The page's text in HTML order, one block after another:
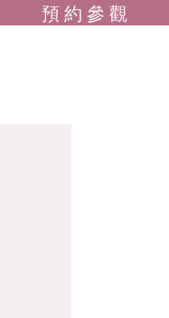
預 約 參 觀